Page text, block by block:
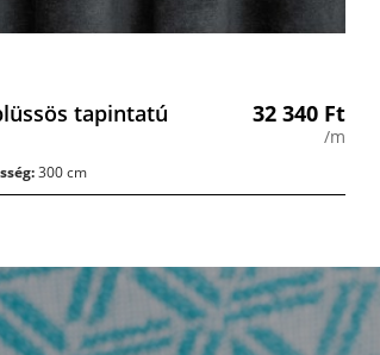
tapintatú
32 340 Ft
/m
300 cm